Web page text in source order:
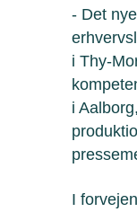
- Det
i Thy-
i
I